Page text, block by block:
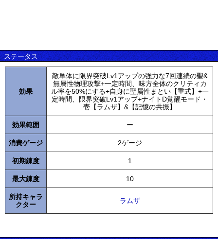
ステータス
効果
敵単体に限界突破Lv1アップの強力な7回連続の聖&
無属性物理攻撃+一定時間、味方全体のクリティカ
ル率を50%にする+自身に聖属性まとい【重式】+一
定時間、限界突破Lv1アップ+ナイトD覚醒モード・
壱【ラムザ】&【記憶の共振】
効果範囲 ー
消費ゲージ 2ゲージ
初期錬度 1
最大錬度 10
所持キャラ
クター
ラムザ